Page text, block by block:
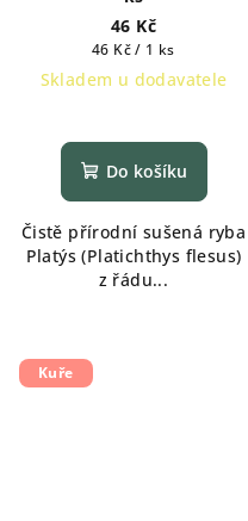
46 Kč
Měrná
cena:
46 Kč / 1 ks
Skladem u dodavatele
hodnocení
produktu
z
5
hvězdiček.
Do košíku
Čistě přírodní sušená ryba
Platýs (Platichthys flesus)
z řádu...
Kuře